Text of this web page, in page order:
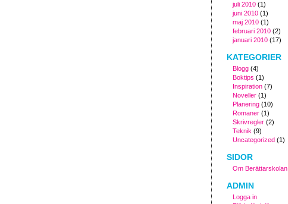
juli 2010 (1)
juni 2010 (1)
maj 2010 (1)
februari 2010 (2)
januari 2010 (17)
KATEGORIER
Blogg (4)
Boktips (1)
Inspiration (7)
Noveller (1)
Planering (10)
Romaner (1)
Skrivregler (2)
Teknik (9)
Uncategorized (1)
SIDOR
Om Berättarskolan
ADMIN
Logga in